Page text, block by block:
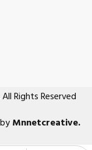
Rights Reserved
Mnnetcreative.